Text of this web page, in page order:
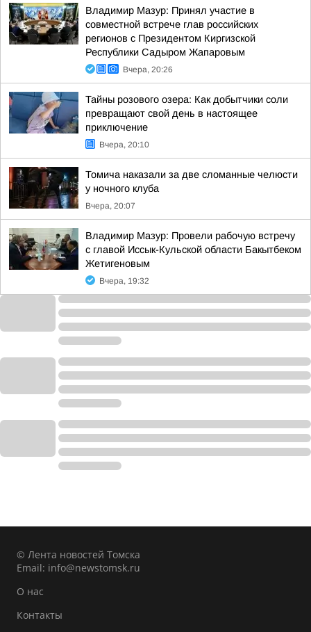
Владимир Мазур: Принял участие в
совместной встрече глав российских
регионов с Президентом Киргизской
Республики Садыром Жапаровым
Вчера, 20:26
Тайны розового озера: Как добытчики соли
превращают свой день в настоящее
приключение
Вчера, 20:10
Томича наказали за две сломанные челюсти
у ночного клуба
Вчера, 20:07
Владимир Мазур: Провели рабочую встречу
с главой Иссык-Кульской области Бакытбеком
Жетигеновым
Вчера, 19:32
© Лента новостей Томска
Email: info@newstomsk.ru
О нас
Контакты